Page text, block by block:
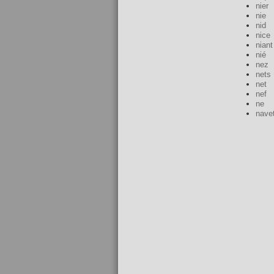
nier
nie
nid
nice
niant
nié
nez
nets
net
nef
ne